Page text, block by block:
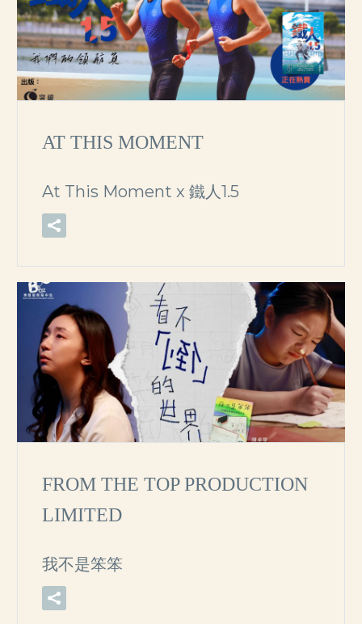
AT THIS MOMENT
At This Moment x 鐵人1.5
FROM THE TOP PRODUCTION
LIMITED
我不是笨笨